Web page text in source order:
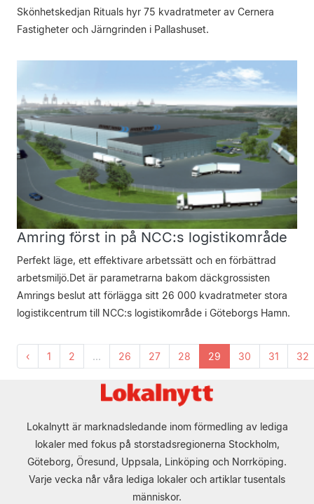
Skönhetskedjan Rituals hyr 75 kvadratmeter av Cernera
Fastigheter och Järngrinden i Pallashuset.
Amring först in på NCC:s logistikområde
Perfekt läge, ett effektivare arbetssätt och en förbättrad
arbetsmiljö.Det är parametrarna bakom däckgrossisten
Amrings beslut att förlägga sitt 26 000 kvadratmeter stora
logistikcentrum till NCC:s logistikområde i Göteborgs Hamn.
‹ 1 2 ... 26 27 28 29 30 31 32
Lokalnytt är marknadsledande inom förmedling av lediga
lokaler med fokus på storstadsregionerna Stockholm,
Göteborg, Öresund, Uppsala, Linköping och Norrköping.
Varje vecka når våra lediga lokaler och artiklar tusentals
människor.